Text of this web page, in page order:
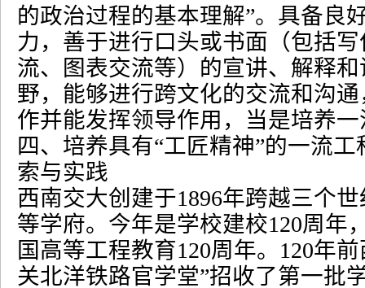
的政治过程的基本理解”。具备良
力，善于进行口头或书面（包括
流、图表交流等）的宣讲、解释
野，能够进行跨文化的交流和沟
作并能发挥领导作用，当是培养
四、培养具有“工匠精神”的一流工
索与实践
西南交大创建于1896年跨越三个
等学府。今年是学校建校120周年
国高等工程教育120周年。 120年
关北洋铁路官学堂”招收了第一批